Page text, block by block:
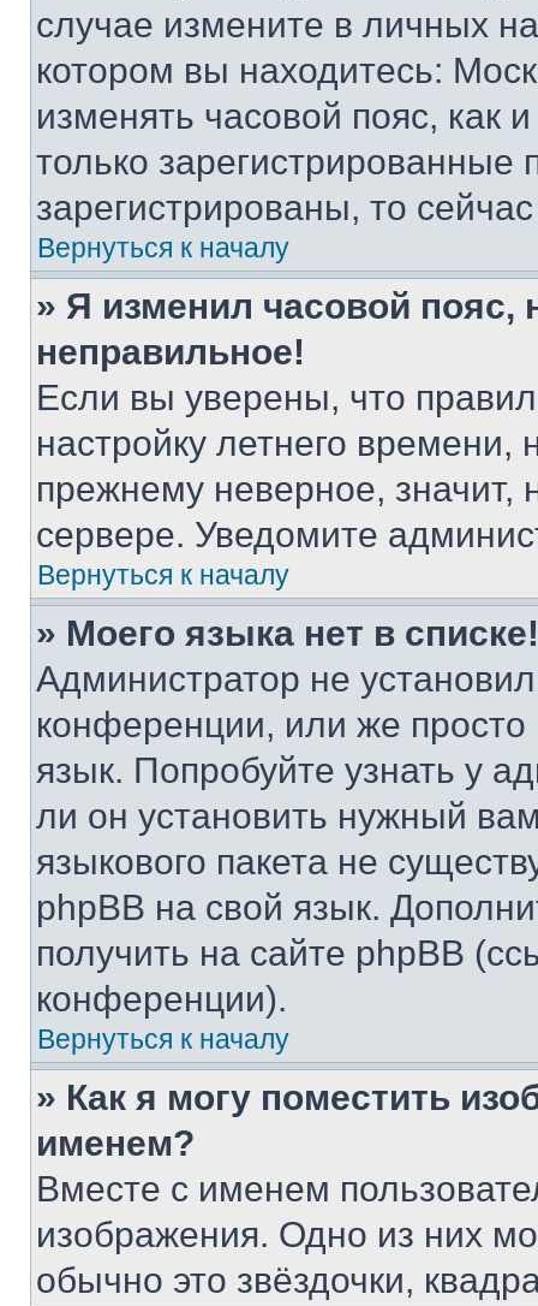
случае измените в личных
котором вы находитесь:
изменять часовой пояс, как
только
зарегистрированы, то
Вернуться к началу
» Я изменил часовой пояс,
неправильное!
Если вы уверены, что
настройку летнего
прежнему неверное, значит,
сервере. Уведомите
Вернуться к началу
» Моего языка нет в списке!
Администратор не
конференции, или же
язык. Попробуйте узнать у
ли он установить нужный
языкового пакета не
phpBB на свой язык.
получить на сайте phpBB
конференции).
Вернуться к началу
» Как я могу поместить
именем?
Вместе с именем
изображения. Одно из них
обычно это звёздочки,